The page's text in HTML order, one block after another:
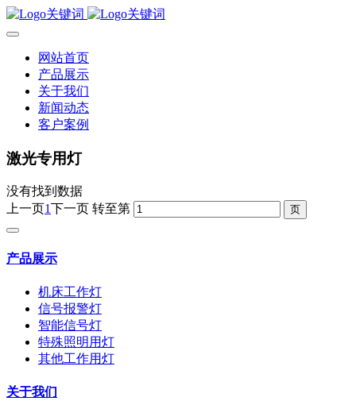
网站首页
产品展示
关于我们
新闻动态
客户案例
激光专用灯
没有找到数据
上一页1下一页 转至第
产品展示
机床工作灯
信号报警灯
智能信号灯
特殊照明用灯
其他工作用灯
关于我们